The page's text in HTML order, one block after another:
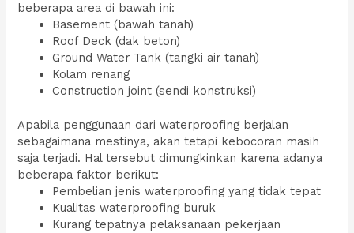
beberapa area di bawah ini:
Basement (bawah tanah)
Roof Deck (dak beton)
Ground Water Tank (tangki air tanah)
Kolam renang
Construction joint (sendi konstruksi)
Apabila penggunaan dari waterproofing berjalan
sebagaimana mestinya, akan tetapi kebocoran masih
saja terjadi. Hal tersebut dimungkinkan karena adanya
beberapa faktor berikut:
Pembelian jenis waterproofing yang tidak tepat
Kualitas waterproofing buruk
Kurang tepatnya pelaksanaan pekerjaan